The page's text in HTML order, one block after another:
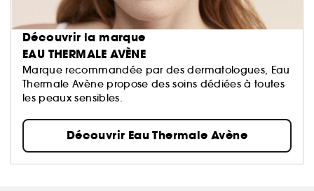
Découvrir la marque
EAU THERMALE AVÈNE
Marque recommandée par des dermatologues, Eau
Thermale Avène propose des soins dédiées à toutes
les peaux sensibles.
Découvrir Eau Thermale Avène